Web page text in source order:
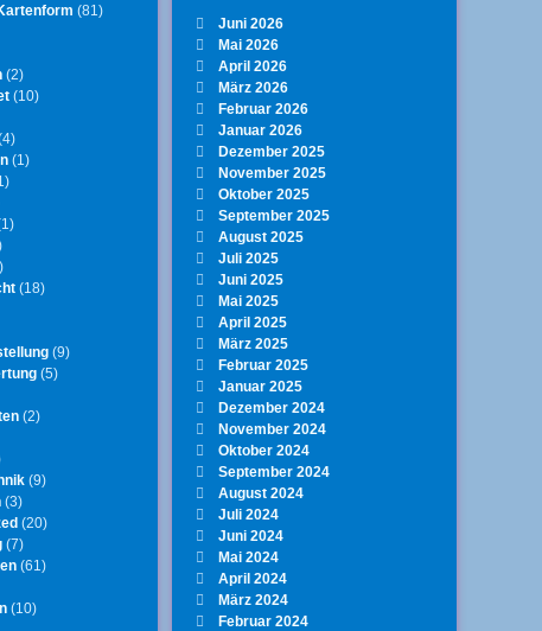
(81)
(2)
(10)
(1)
(18)
(9)
(5)
(2)
(9)
(3)
(20)
(7)
(61)
(10)
Juni 2026
Mai 2026
April 2026
März 2026
Februar 2026
Januar 2026
Dezember 2025
November 2025
Oktober 2025
September 2025
August 2025
Juli 2025
Juni 2025
Mai 2025
April 2025
März 2025
Februar 2025
Januar 2025
Dezember 2024
November 2024
Oktober 2024
September 2024
August 2024
Juli 2024
Juni 2024
Mai 2024
April 2024
März 2024
Februar 2024